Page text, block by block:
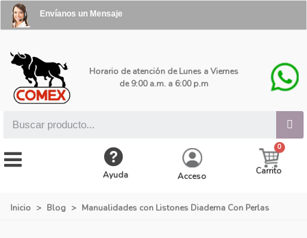
Envíanos un Mensaje
Horario de atención de Lunes a Viernes
de 9:00 a.m. a 6:00 p.m
Ayuda Acceso Carrito
Inicio > Blog > Manualidades con Listones Diadema Con Perlas